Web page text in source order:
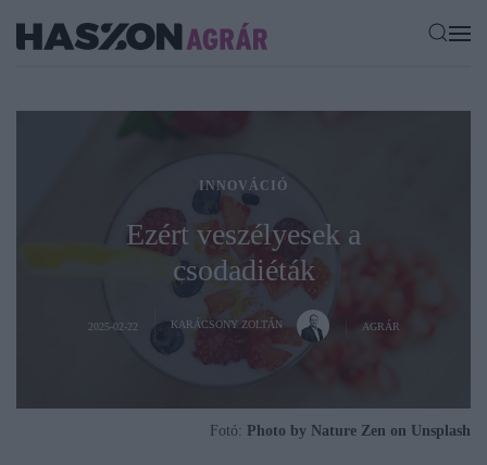
INNOVÁCIÓ
Ezért veszélyesek a
csodadiéták
2025-02-22 KARÁCSONY ZOLTÁN AGRÁR
Fotó: Photo by Nature Zen on Unsplash